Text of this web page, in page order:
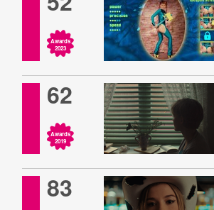
Awards
2023
62
Awards
2019
83